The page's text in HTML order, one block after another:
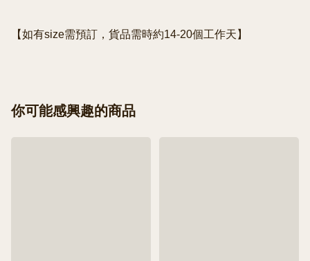
【如有size需預訂，貨品需時約14-20個工作天】
你可能感興趣的商品